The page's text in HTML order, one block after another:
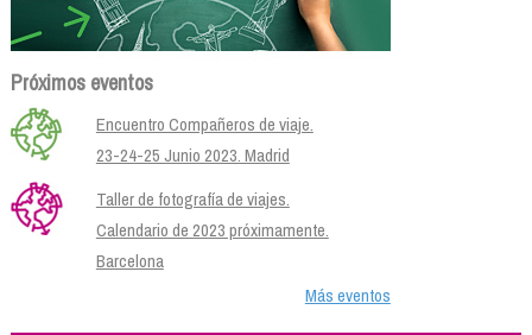
Próximos eventos
Encuentro Compañeros de viaje.
23-24-25 Junio 2023. Madrid
Taller de fotografía de viajes.
Calendario de 2023 próximamente.
Barcelona
Más eventos